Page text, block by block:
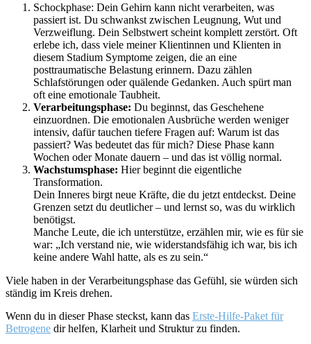
Schockphase: Dein Gehirn kann nicht verarbeiten, was
passiert ist. Du schwankst zwischen Leugnung, Wut und
Verzweiflung. Dein Selbstwert scheint komplett zerstört. Oft
erlebe ich, dass viele meiner Klientinnen und Klienten in
diesem Stadium Symptome zeigen, die an eine
posttraumatische Belastung erinnern. Dazu zählen
Schlafstörungen oder quälende Gedanken. Auch spürt man
oft eine emotionale Taubheit.
Verarbeitungsphase: Du beginnst, das Geschehene
einzuordnen. Die emotionalen Ausbrüche werden weniger
intensiv, dafür tauchen tiefere Fragen auf: Warum ist das
passiert? Was bedeutet das für mich? Diese Phase kann
Wochen oder Monate dauern – und das ist völlig normal.
Wachstumsphase: Hier beginnt die eigentliche
Transformation.
Dein Inneres birgt neue Kräfte, die du jetzt entdeckst. Deine
Grenzen setzt du deutlicher – und lernst so, was du wirklich
benötigst.
Manche Leute, die ich unterstütze, erzählen mir, wie es für sie
war: „Ich verstand nie, wie widerstandsfähig ich war, bis ich
keine andere Wahl hatte, als es zu sein.“
Viele haben in der Verarbeitungsphase das Gefühl, sie würden sich
ständig im Kreis drehen.
Wenn du in dieser Phase steckst, kann das Erste‑Hilfe‑Paket für
Betrogene dir helfen, Klarheit und Struktur zu finden.